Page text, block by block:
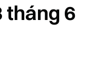
tháng 6